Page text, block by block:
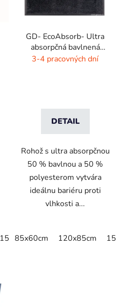
150x85cm 175x115cm
GD- EcoAbsorb- Ultra
absorpčná bavlnená
rohož -sivý melír
3-4 pracovných dní
DETAIL
Rohož s ultra absorpčnou
50 % bavlnou a 50 %
polyesterom vytvára
ideálnu bariéru proti
vlhkosti a...
85x60cm 120x85cm